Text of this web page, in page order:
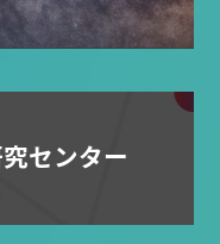
センター